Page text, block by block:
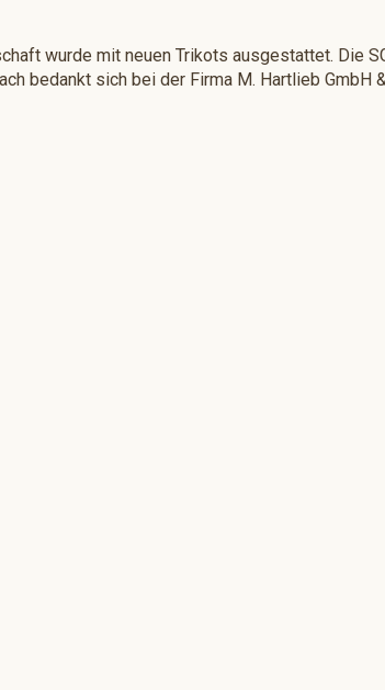
wurde mit neuen Trikots ausgestattet. Die
bedankt sich bei der Firma M. Hartlieb GmbH